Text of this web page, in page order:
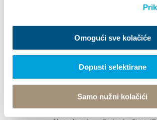
Omogući sve kolačiće
Dopusti selektirane
Samo nužni kolačići
Office de tourisme